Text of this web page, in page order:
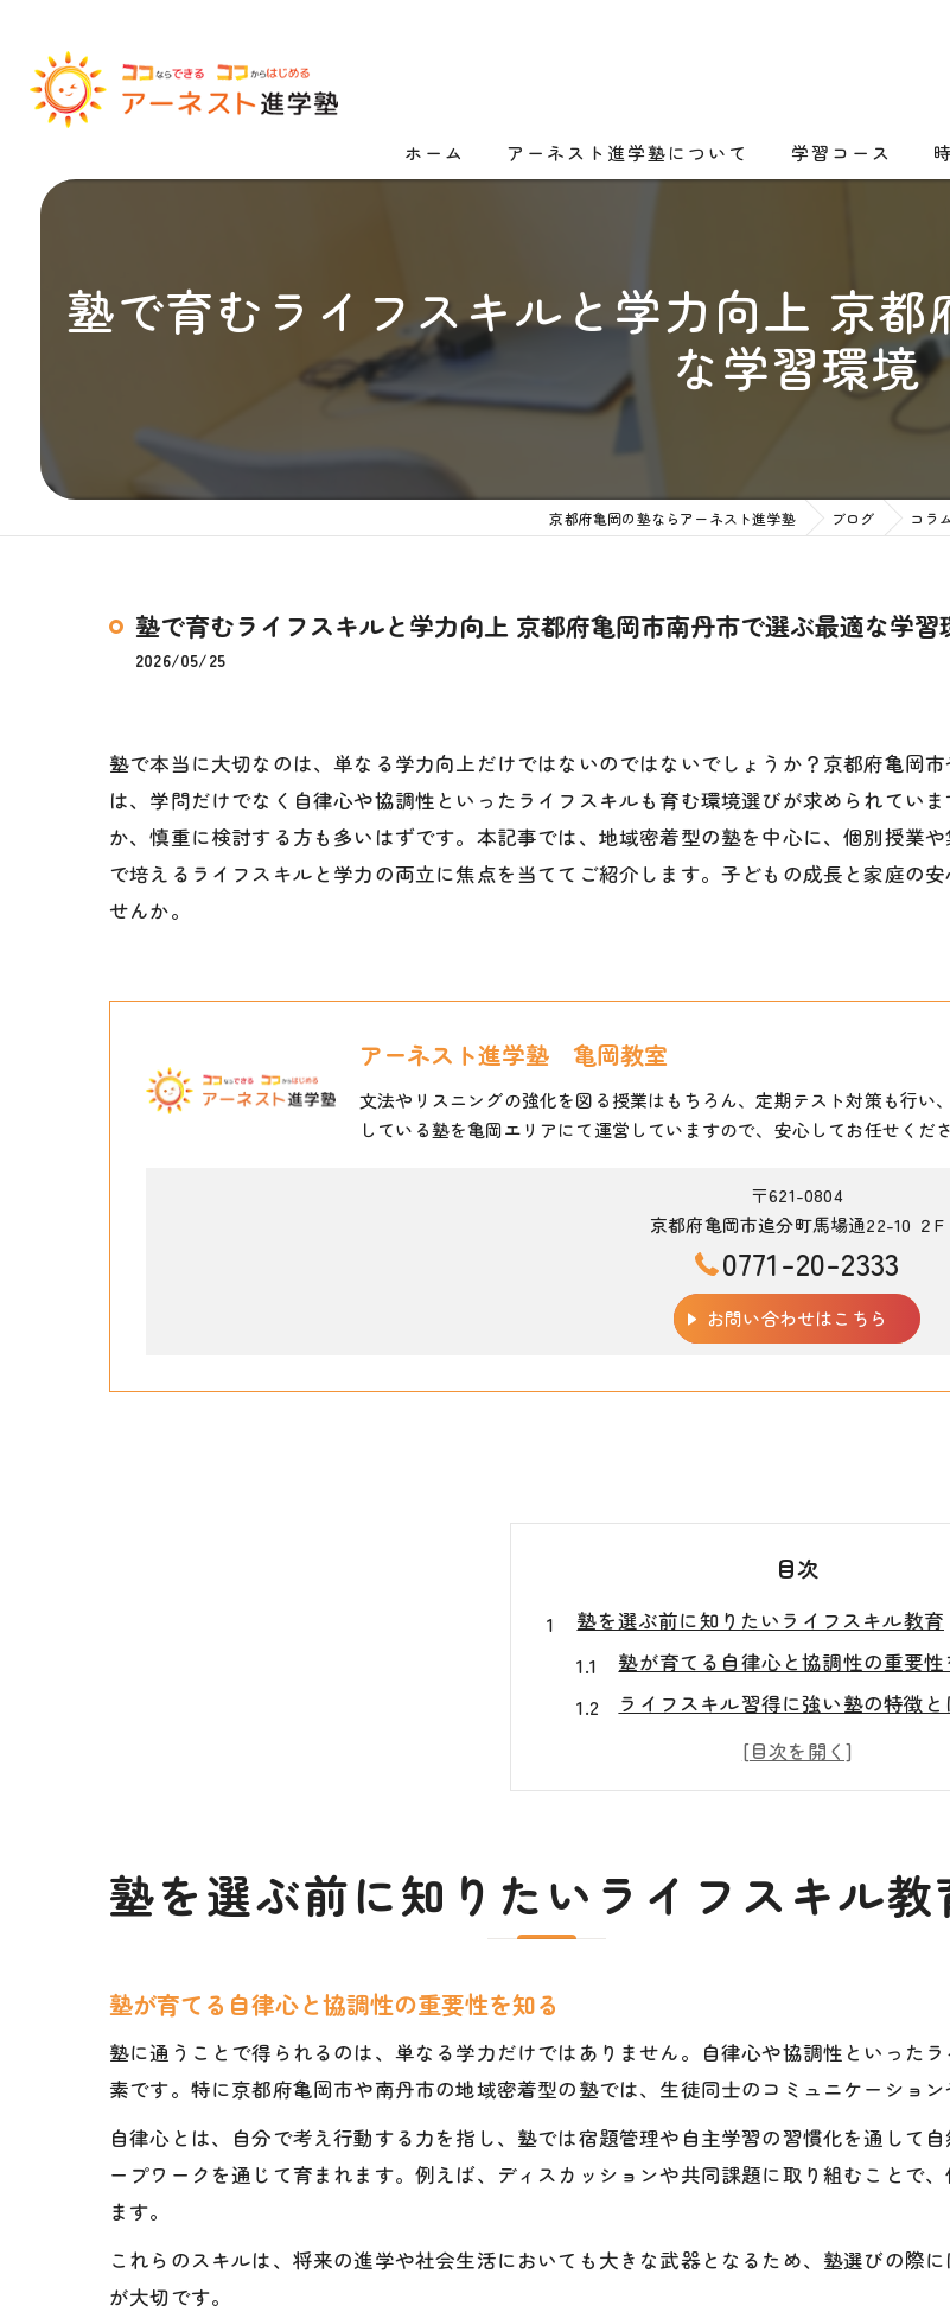
ホーム アーネスト進学塾について
高校受験実績
学習コース
中学生コース
高校生コース
個別授業コース
ONLINE授業コース
塾で育むライフスキルと学力向上 京
な学習環境
京都府亀岡の塾ならアーネスト進学塾 ブログ コラ
塾で育むライフスキルと学力向上 京都府亀岡市南丹市で選ぶ最適な学習
2026/05/25
塾で本当に大切なのは、単なる学力向上だけではないのではないでしょうか？京都府亀岡
は、学問だけでなく自律心や協調性といったライフスキルも育む環境選びが求められてい
か、慎重に検討する方も多いはずです。本記事では、地域密着型の塾を中心に、個別授業
で培えるライフスキルと学力の両立に焦点を当ててご紹介します。子どもの成長と家庭の
せんか。
アーネスト進学塾 亀岡教室
文法やリスニングの強化を図る授業はもちろん、定期テスト対策も行
している塾を亀岡エリアにて運営していますので、安心してお任せくださ
〒621-0804
京都府亀岡市追分町馬場通22-10 ２F
0771-20-2333
お問い合わせはこちら
目次
塾を選ぶ前に知りたいライフスキル教育
塾が育てる自律心と協調性の重要性
ライフスキル習得に強い塾の特徴
学力と並ぶ塾のライフスキル教育の
塾選びで注目すべき学習習慣づく
学力と自律心を伸ばす塾の新しい形
塾が推進する個別授業と自立学習の
塾選択で変わる自律心と学習意欲
塾が担う未来志向のライフスキル教
塾で学ぶ継続力と自己管理能力の重
塾を選ぶ前に知りたいライフスキル教
塾が育てる自律心と協調性の重要性を知る
塾に通うことで得られるのは、単なる学力だけではありません。自律心や協調性といった
素です。特に京都府亀岡市や南丹市の地域密着型の塾では、生徒同士のコミュニケーショ
自律心とは、自分で考え行動する力を指し、塾では宿題管理や自主学習の習慣化を通して
ープワークを通じて育まれます。例えば、ディスカッションや共同課題に取り組むことで
ます。
これらのスキルは、将来の進学や社会生活においても大きな武器となるため、塾選びの際
が大切です。